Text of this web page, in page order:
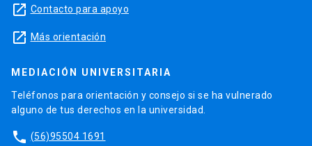
launch Contacto para apoyo
launch Más orientación
MEDIACIÓN UNIVERSITARIA
Teléfonos para orientación y consejo si se ha vulnerado
alguno de tus derechos en la universidad.
phone (56)95504 1691